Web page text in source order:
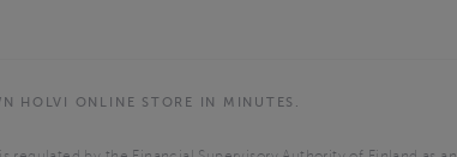
HOLVI ONLINE STORE IN MINUTES.